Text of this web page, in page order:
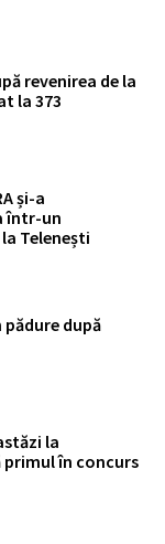
revenirea de la
la 373
și-a
într-un
Telenești
pădure după
la
în concurs